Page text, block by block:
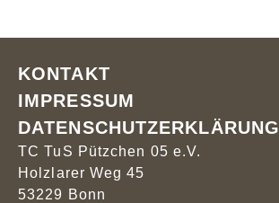
KONTAKT
IMPRESSUM
DATENSCHUTZERKLÄRUNG
TC TuS Pützchen 05 e.V.
Holzlarer Weg 45
53229 Bonn